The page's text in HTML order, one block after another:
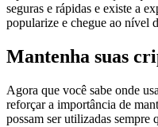
seguras e rápidas e existe a
popularize e chegue ao nível
Mantenha suas
Agora que você sabe onde
reforçar a importância de
possam ser utilizadas sempre